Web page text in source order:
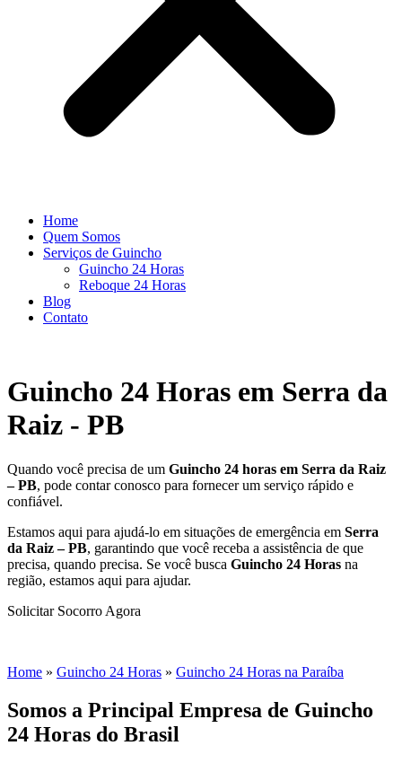
Home
Quem Somos
Serviços de Guincho
Guincho 24 Horas
Reboque 24 Horas
Blog
Contato
Guincho 24 Horas em Serra da
Raiz - PB
Quando você precisa de um Guincho 24 horas em Serra da Raiz
– PB, pode contar conosco para fornecer um serviço rápido e
confiável.
Estamos aqui para ajudá-lo em situações de emergência em Serra
da Raiz – PB, garantindo que você receba a assistência de que
precisa, quando precisa. Se você busca Guincho 24 Horas na
região, estamos aqui para ajudar.
Solicitar Socorro Agora
Home » Guincho 24 Horas » Guincho 24 Horas na Paraíba
Somos a Principal Empresa de Guincho
24 Horas do Brasil